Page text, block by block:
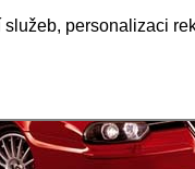
personalizaci
Alfa